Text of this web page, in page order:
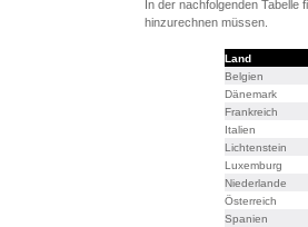
In der nachfolgenden Tabelle
hinzurechnen müssen.
Land
Belgien
Dänemark
Frankreich
Italien
Lichtenstein
Luxemburg
Niederlande
Österreich
Spanien